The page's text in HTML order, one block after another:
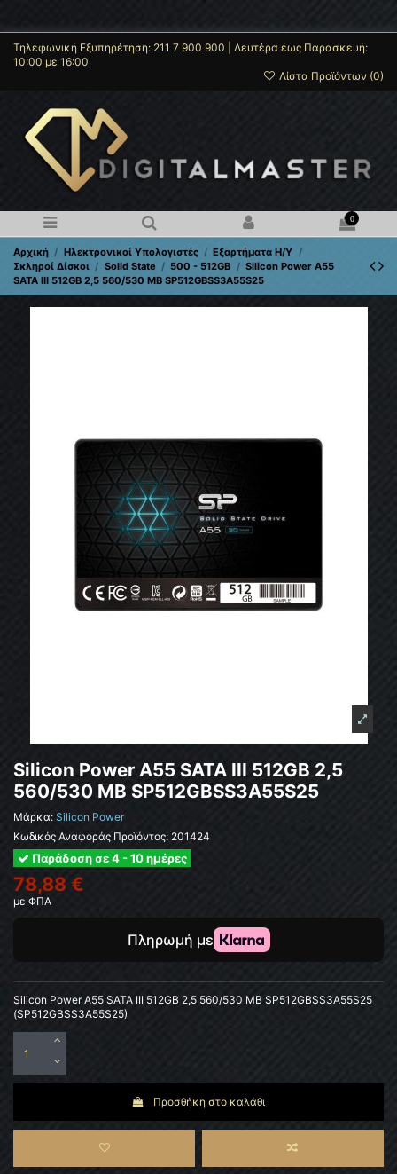
Τηλεφωνική Εξυπηρέτηση: 211 7 900 900 | Δευτέρα έως Παρασκευή:
10:00 με 16:00
Λίστα Προϊόντων (0)
0
Αρχική Ηλεκτρονικοί Υπολογιστές
Εξαρτήματα Η/Y
Σκληροί Δίσκοι
Solid State 500 - 512GB
Silicon Power A55
SATA III 512GB 2,5 560/530 MB SP512GBSS3A55S25
Silicon Power A55 SATA III 512GB 2,5
560/530 MB SP512GBSS3A55S25
Μάρκα: Silicon Power
Κωδικός Αναφοράς Προϊόντος: 201424
Παράδοση σε 4 - 10 ημέρες
78,88 €
με ΦΠΑ
Silicon Power A55 SATA III 512GB 2,5 560/530 MB SP512GBSS3A55S25
(SP512GBSS3A55S25)
Προσθήκη στο καλάθι